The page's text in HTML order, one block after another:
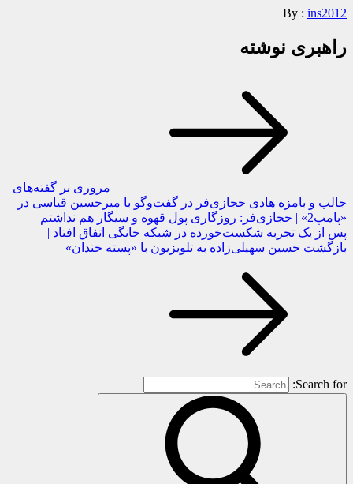
By : ins2012
راهبری نوشته
مروری بر گفته‌های
جالب و بامزه هادی حجازی‌فر در گفت‌وگو با میرحسین قیاسی در
«پامپ2» | حجازی‌فر: روزگاری پول قهوه و سیگار هم نداشتم
پس از یک تجربه شکست‌خورده در شبکه خانگی اتفاق افتاد |
بازگشت حسین سهیلی‌زاده به تلویزیون با «پسته خندان»
Search for: